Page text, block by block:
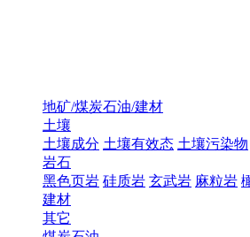
地矿/煤炭石油/建材
土壤
土壤成分 土壤有效态 土壤污染物
岩石
黑色页岩 硅质岩 玄武岩 麻粒岩
建材
其它